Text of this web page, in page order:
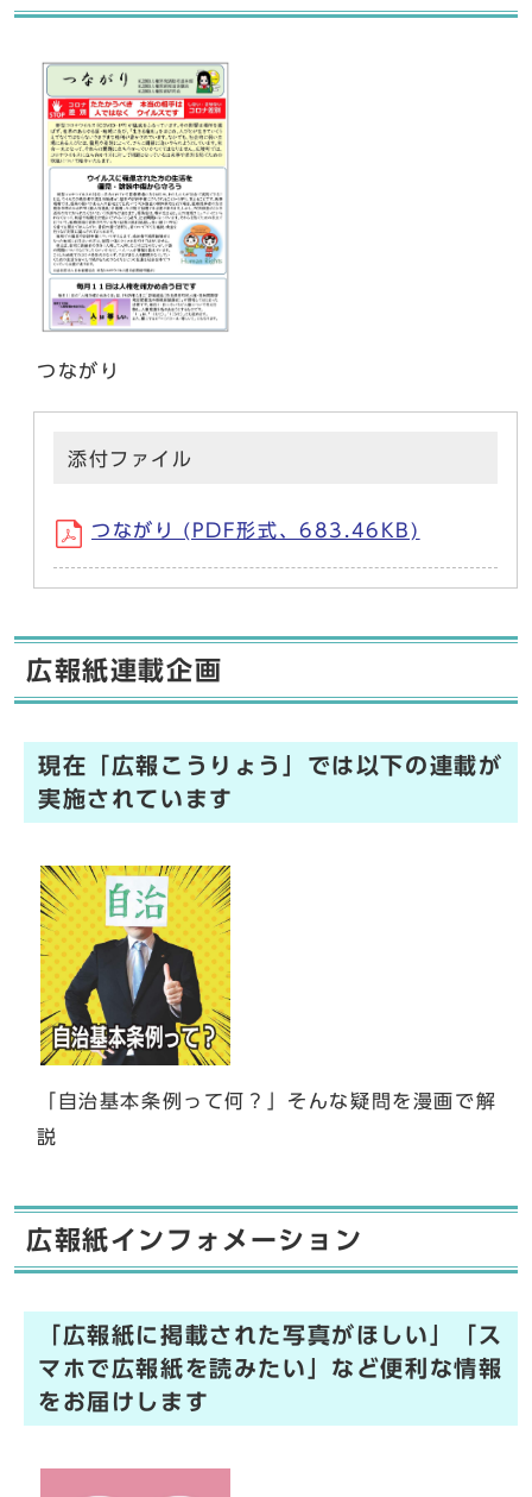
つながり
添付ファイル
つながり (PDF形式、683.46KB)
広報紙連載企画
現在「広報こうりょう」では以下の連載が
実施されています
「自治基本条例って何？」そんな疑問を漫画で解
説
広報紙インフォメーション
「広報紙に掲載された写真がほしい」「ス
マホで広報紙を読みたい」など便利な情報
をお届けします